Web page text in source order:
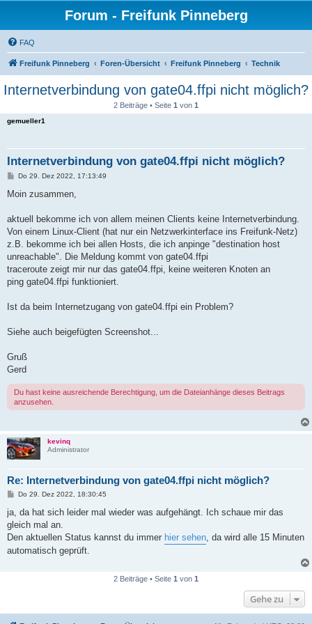
Forum - Freifunk Pinneberg
FAQ
Freifunk Pinneberg Foren-Übersicht Freifunk Pinneberg Technik
Internetverbindung von gate04.ffpi nicht möglich?
2 Beiträge • Seite 1 von 1
gemueller1
Internetverbindung von gate04.ffpi nicht möglich?
B
i
a
Do 29. Dez 2022, 17:13:49
Moin zusammen,
aktuell bekomme ich von allem meinen Clients keine Internetverbindung.
Von einem Linux-Client (hat nur ein Netzwerkinterface ins Freifunk-Netz)
z.B. bekomme ich bei allen Hosts, die ich anpinge "destination host
unreachable". Die Meldung kommt von gate04.ffpi
traceroute zeigt mir nur das gate04.ffpi, keine weiteren Knoten an
ping gate04.ffpi funktioniert.
Ist da beim Internetzugang von gate04.ffpi ein Problem?
Siehe auch beigefügten Screenshot...
Gruß
Gerd
Du hast keine ausreichende Berechtigung, um die Dateianhänge dieses Beitrags
anzusehen.
kevinq
Administrator
Re: Internetverbindung von gate04.ffpi nicht möglich?
B
t
r
a
Do 29. Dez 2022, 18:30:45
ja, da hat sich leider mal wieder was aufgehängt. Ich schaue mir das
gleich mal an.
Den aktuellen Status kannst du immer hier sehen , da wird alle 15 Minuten
automatisch geprüft.
2 Beiträge • Seite 1 von 1
Gehe zu